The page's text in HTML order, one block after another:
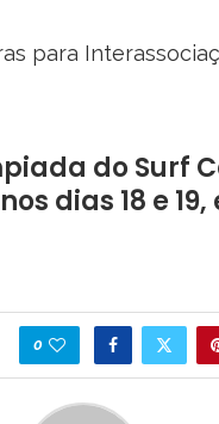
para
do Surf
dias 18 e
0